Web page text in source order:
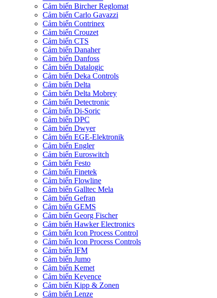
Cảm biến Bircher Reglomat
Cảm biến Carlo Gavazzi
Cảm biến Contrinex
Cảm biến Crouzet
Cảm biến CTS
Cảm biến Danaher
Cảm biến Danfoss
Cảm biến Datalogic
Cảm biến Deka Controls
Cảm biến Delta
Cảm biến Delta Mobrey
Cảm biến Detectronic
Cảm biến Di-Soric
Cảm biến DPC
Cảm biến Dwyer
Cảm biến EGE-Elektronik
Cảm biến Engler
Cảm biến Euroswitch
Cảm biến Festo
Cảm biến Finetek
Cảm biến Flowline
Cảm biến Galltec Mela
Cảm biến Gefran
Cảm biến GEMS
Cảm biến Georg Fischer
Cảm biến Hawker Electronics
Cảm biến Icon Process Control
Cảm biến Icon Process Controls
Cảm biến IFM
Cảm biến Jumo
Cảm biến Kemet
Cảm biến Keyence
Cảm biến Kipp & Zonen
Cảm biến Lenze